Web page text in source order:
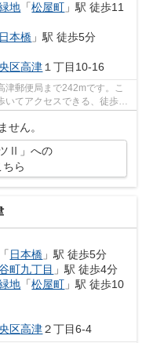
地 「松屋町 」駅 徒歩11
日本橋 」駅 徒歩5分
区高津 １丁目10-16
郵便局まで242mです。こ
いてアクセスできる、徒歩5
せん。
Ⅱ」への
ら
「 日本橋 」駅 徒歩5分
町九丁目 」駅 徒歩4分
地 「松屋町 」駅 徒歩10
区高津２丁目6-4